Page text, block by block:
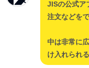
JISの公式ア
注文などを
中は非常に
け入れられ